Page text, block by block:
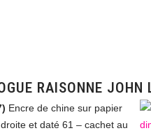
RAISONNE JOHN
Encre de chine sur papier
et daté 61 – cachet au